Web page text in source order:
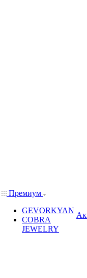
Премиум
GEVORKYAN
COBRA
JEWELRY